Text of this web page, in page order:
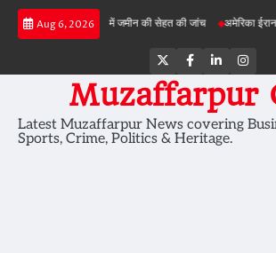
Skip
Aug 6, 2026
परियोजनाओं में जमीन की सेहत की जांच अमेरिका ईरान मिसाइल
Twitter
Facebook
LinkedIn
Muzaffarpur
Latest Muzaffarpur News covering
Sports, Crime, Politics & Heritage.